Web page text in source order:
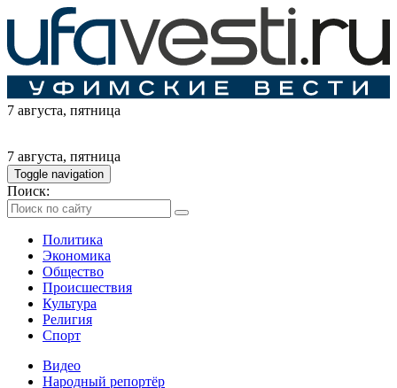
7 августа, пятница
7 августа, пятница
Toggle navigation
Поиск:
Политика
Экономика
Общество
Происшествия
Культура
Религия
Спорт
Видео
Народный репортёр